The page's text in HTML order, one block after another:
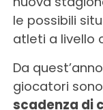
le possibili
atleti a livello
Da
giocatori
scadenza di